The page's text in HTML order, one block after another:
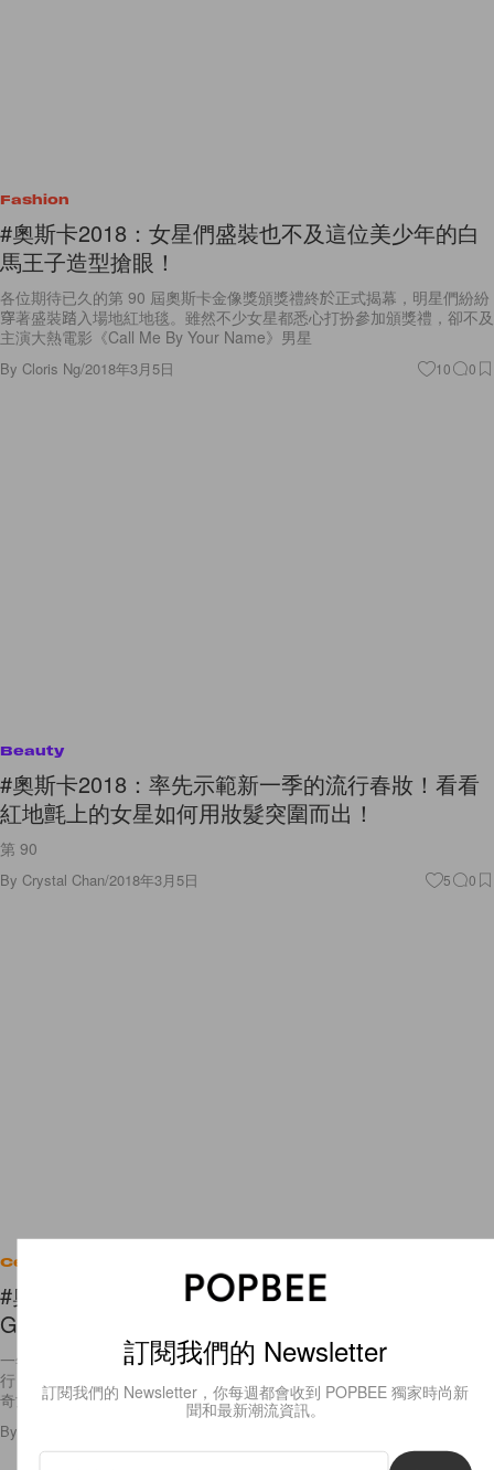
Fashion
#奧斯卡2018：女星們盛裝也不及這位美少年的白
馬王子造型搶眼！
各位期待已久的第 90 屆奧斯卡金像獎頒獎禮終於正式揭幕，明星們紛紛
穿著盛裝踏入場地紅地毯。雖然不少女星都悉心打扮參加頒獎禮，卻不及
主演大熱電影《Call Me By Your Name》男星
By Cloris Ng/2018年3月5日 10 0
Beauty
#奧斯卡2018：率先示範新一季的流行春妝！看看
紅地氈上的女星如何用妝髮突圍而出！
第 90
By Crystal Chan/2018年3月5日 5 0
Celebrities
#奧斯卡2018：紅唇 Look 果然和她最合襯！Gal
Gadot 以一襲復古銀色長裙閃現 Red Carpet
一年一度的影壇盛事－奧斯卡頒獎典禮於香港時間今早在美國洛杉磯舉
行，一眾女星在紅地毯上爭妍鬥麗，美麗的穿搭讓人目不暇給，其中《神
奇女俠》女神 Gal Gadot 的穿搭更獲得一致的好評。Gal 將
By
訂閱我們的 Newsletter
訂閱我們的 Newsletter，你每週都會收到 POPBEE 獨家時尚新
聞和最新潮流資訊。